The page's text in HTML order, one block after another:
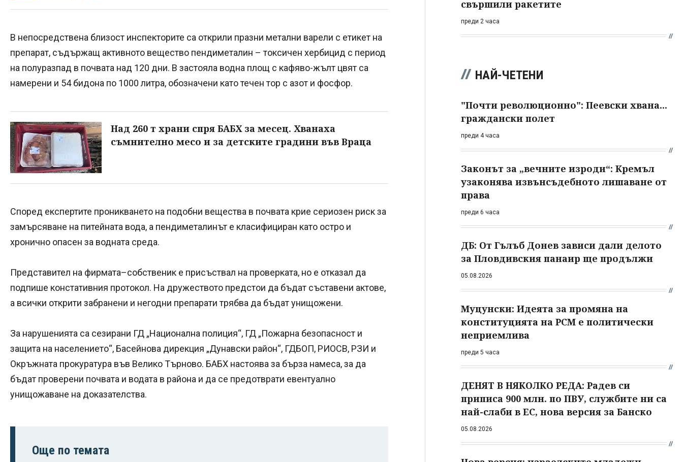
В непосредствена близост инспекторите са открили празни метални варели с етикет на
препарат, съдържащ активното вещество пендиметалин – токсичен хербицид с период
на полуразпад в почвата над 120 дни. В застояла водна площ с кафяво-жълт цвят са
намерени и 54 бидона по 1000 литра, обозначени като течен тор с азот и фосфор.
Над 260 т храни спря БАБХ за месец. Хванаха
съмнително месо и за детските градини във Враца
Според експертите проникването на подобни вещества в почвата крие сериозен риск за
замърсяване на питейната вода, а пендиметалинът е класифициран като остро и
хронично опасен за водната среда.
Представител на фирмата–собственик е присъствал на проверката, но е отказал да
подпише констативния протокол. На дружеството предстои да бъдат съставени актове,
а всички открити забранени и негодни препарати трябва да бъдат унищожени.
За нарушенията са сезирани ГД „Национална полиция“, ГД „Пожарна безопасност и
защита на населението“, Басейнова дирекция „Дунавски район“, ГДБОП, РИОСВ, РЗИ и
Окръжната прокуратура във Велико Търново. БАБХ настоява за бърза намеса, за да
бъдат проверени почвата и водата в района и да се предотврати евентуално
унищожаване на доказателства.
Още по темата
свършили ракетите
преди 2 часа
НАЙ-ЧЕТЕНИ
"Почти революционно": Пеевски хвана...
граждански полет
преди 4 часа
Законът за „вечните изроди“: Кремъл
узаконява извънсъдебното лишаване от
права
преди 6 часа
ДБ: От Гълъб Донев зависи дали делото
за Пловдивския панаир ще продължи
05.08.2026
Муцунски: Идеята за промяна на
конституцията на РСМ е политически
неприемлива
преди 5 часа
ДЕНЯТ В НЯКОЛКО РЕДА: Радев си
приписа 900 млн. по ПВУ, службите ни са
най-слаби в ЕС, нова версия за Банско
05.08.2026